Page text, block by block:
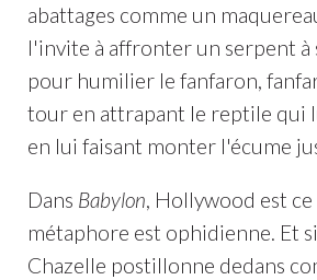
abattages comme un
l'invite à affronter un serpent à
pour humilier le fanfaron,
tour en attrapant le reptile qui
en lui faisant monter l'écume
Dans Babylon, Hollywood est
métaphore est ophidienne. Et
Chazelle postillonne dedans